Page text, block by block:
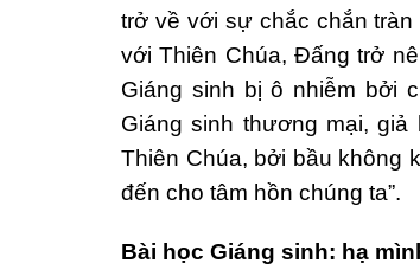
trở về với sự chắc chắn
với Thiên Chúa, Đấng trở
Giáng sinh bị ô nhiễm bởi
Giáng sinh thương mại,
Thiên Chúa, bởi bầu không
đến cho tâm hồn chúng ta”.
Bài học Giáng sinh: hạ